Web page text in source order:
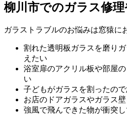
柳川市でのガラス修
ガラストラブルのお悩みは窓猿に
割れた透明板ガラスを磨り
えたい
浴室扉のアクリル板や部屋
い
子どもがガラスを割ったの
お店のドアガラスやガラス
強風で飛んできた物が衝突